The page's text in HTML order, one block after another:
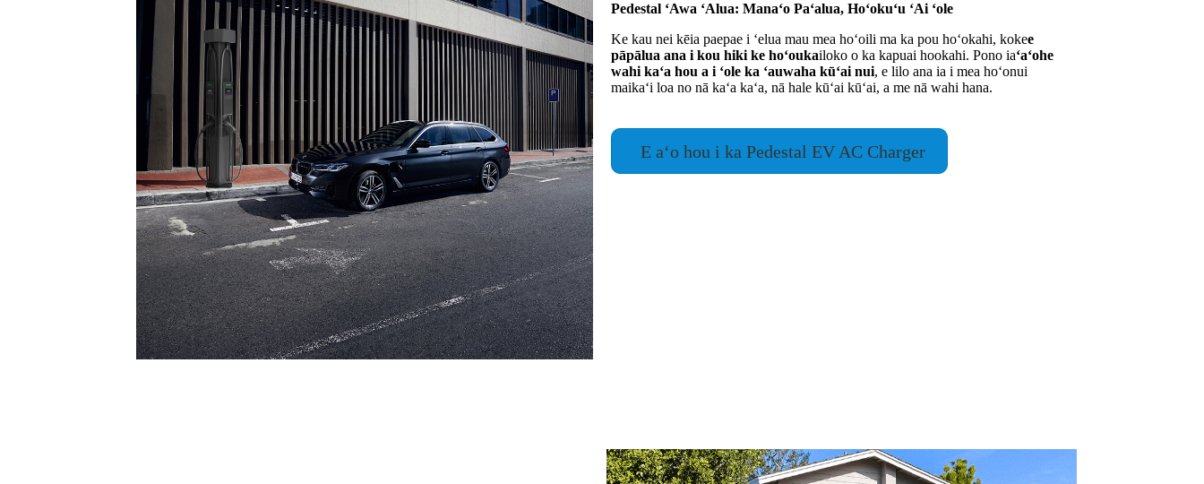
Pedestal ʻAwa ʻAlua: Manaʻo Paʻalua, Hoʻokuʻu ʻAi ʻole
Ke kau nei kēia paepae i ʻelua mau mea hoʻoili ma ka pou hoʻokahi, kokee
pāpālua ana i kou hiki ke hoʻoukailoko o ka kapuai hookahi. Pono iaʻaʻohe
wahi kaʻa hou a i ʻole ka ʻauwaha kūʻai nui, e lilo ana ia i mea hoʻonui
maikaʻi loa no nā kaʻa kaʻa, nā hale kūʻai kūʻai, a me nā wahi hana.
E aʻo hou i ka Pedestal EV AC Charger